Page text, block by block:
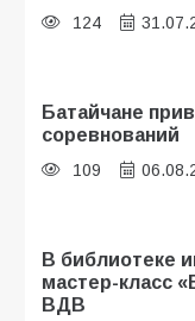
124
Батайчане
соревнований
109
В библиотеке
мастер-класс
ВДВ